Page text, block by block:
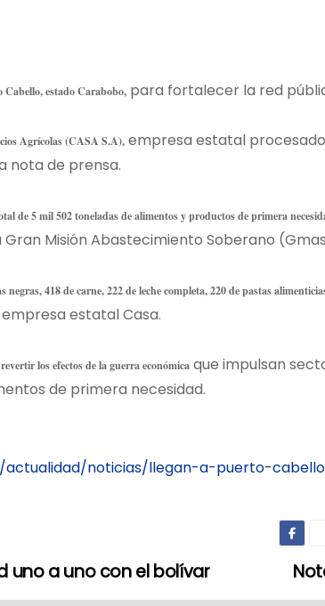
Cabello, estado Carabobo, para fortalecer la red
Agrícolas (CASA S.A), empresa estatal
nota de prensa.
de 5 mil 502 toneladas de alimentos y productos de primera
Misión Abastecimiento Soberano
418 de carne, 222 de leche completa, 220 de pastas
estatal Casa.
los efectos de la guerra económica que impulsan
de primera necesidad.
actualidad/noticias/llegan-a-puerto-
uno a uno con el bolívar